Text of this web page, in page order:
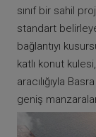
sınıf bir sahil
standart
bağlantıyı
katlı konut
aracılığıyla
geniş